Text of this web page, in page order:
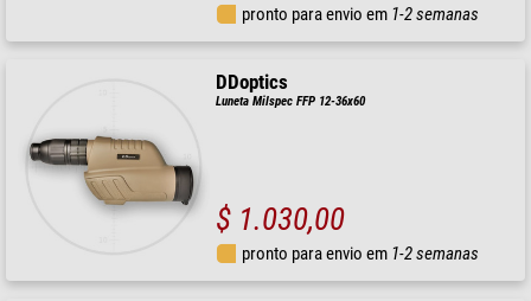
pronto para envio em 1-2 semanas
DDoptics
Luneta Milspec FFP 12-36x60
$ 1.030,00
pronto para envio em 1-2 semanas